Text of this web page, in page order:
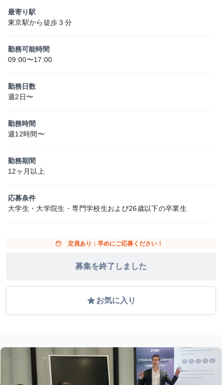
最寄り駅
東京駅から徒歩３分
勤務可能時間
09:00〜17:00
勤務日数
週2日〜
勤務時間
週12時間〜
勤務期間
12ヶ月以上
応募条件
大学生・大学院生・専門学校生および26歳以下の卒業生
face 定員あり：早めにご応募ください！
募集を終了しました
gradeお気に入り